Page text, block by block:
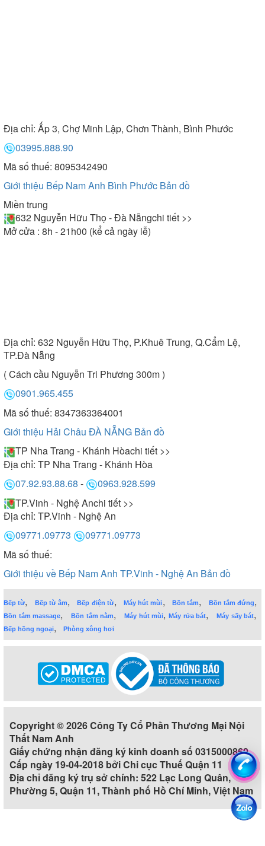
Địa chỉ: Ấp 3, Chợ Minh Lập, Chơn Thành, Bình Phước
03995.888.90
Mã số thuế: 8095342490
Giới thiệu Bếp Nam Anh Bình Phước Bản đồ
Miền trung
632 Nguyễn Hữu Thọ - Đà Nẵngchi tiết >>
Mở cửa : 8h - 21h00 (kể cả ngày lễ)
Địa chỉ: 632 Nguyễn Hữu Thọ, P.Khuê Trung, Q.Cẩm Lệ,
TP.Đà Nẵng
( Cách cầu Nguyễn Tri Phương 300m )
0901.965.455
Mã số thuế: 8347363364001
Giới thiệu Hải Châu ĐÀ NẴNG Bản đồ
TP Nha Trang - Khánh Hòachi tiết >>
Địa chỉ: TP Nha Trang - Khánh Hòa
07.92.93.88.68 -
0963.928.599
TP.Vinh - Nghệ Anchi tiết >>
Địa chỉ: TP.Vinh - Nghệ An
09771.09773
09771.09773
Mã số thuế:
Giới thiệu về Bếp Nam Anh TP.Vinh - Nghệ An Bản đồ
Bếp từ, Bếp từ âm,Bếp điện từ,Máy hút mùi, Bồn tắm, Bồn tắm đứng,
Bồn tắm massage,Bồn tắm nằm,Máy hút mùi,Máy rửa bát,Máy sấy bát,
Bếp hồng ngoại, Phòng xông hơi
Copyright © 2026 Công Ty Cổ Phần Thương Mại Nội
Thất Nam Anh
Giấy chứng nhận đăng ký kinh doanh số 0315000860
Cấp ngày 19-04-2018 bởi Chi cục Thuế Quận 11
Địa chỉ đăng ký trụ sở chính: 522 Lạc Long Quân,
Phường 5, Quận 11, Thành phố Hồ Chí Minh, Việt Nam